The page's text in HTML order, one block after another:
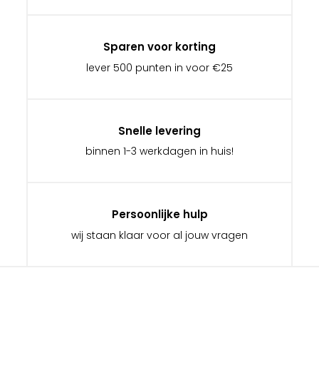
Sparen voor korting
lever 500 punten in voor €25
Snelle levering
binnen 1-3 werkdagen in huis!
Persoonlijke hulp
wij staan klaar voor al jouw vragen